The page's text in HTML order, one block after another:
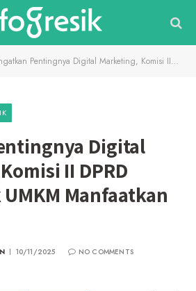
Pentingnya Digital Marketing, Komisi II DPRD Gresik Ajak UMKM Manfaatkan Teknologi
Digital
II DPRD
Manfaatkan
10/11/2025
NO COMMENTS